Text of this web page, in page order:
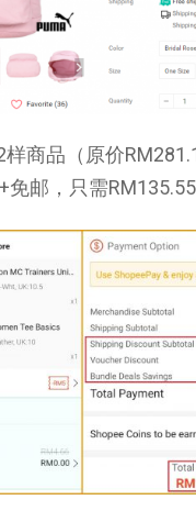
商品（原价
免邮，只需RM135.55